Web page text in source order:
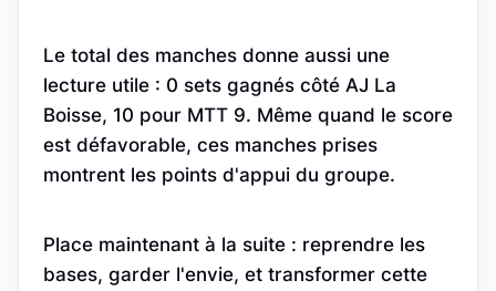
Le total des manches donne aussi une
lecture utile : 0 sets gagnés côté AJ La
Boisse, 10 pour MTT 9. Même quand le score
est défavorable, ces manches prises
montrent les points d'appui du groupe.
Place maintenant à la suite : reprendre les
bases, garder l'envie, et transformer cette